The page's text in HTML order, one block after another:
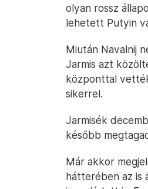
olyan rossz
lehetett Putyin
Miután Navalnij
Jarmis azt
központtal
sikerrel.
Jarmisék
később
Már akkor
hátterében az is